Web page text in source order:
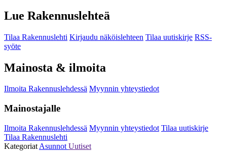
Lue Rakennuslehteä
Tilaa Rakennuslehti Kirjaudu näköislehteen Tilaa uutiskirje RSS-
syöte
Mainosta & ilmoita
Ilmoita Rakennuslehdessä Myynnin yhteystiedot
Mainostajalle
Ilmoita Rakennuslehdessä Myynnin yhteystiedot Tilaa uutiskirje
Tilaa Rakennuslehti
Kategoriat Asunnot Uutiset